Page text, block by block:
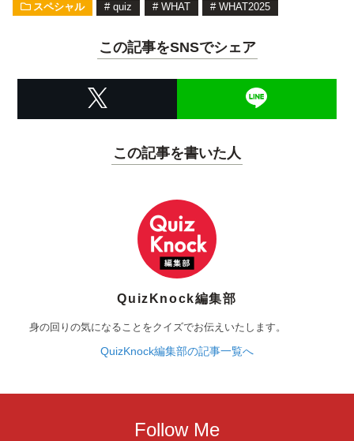
スペシャル # quiz # WHAT # WHAT2025
この記事をSNSでシェア
この記事を書いた人
QuizKnock編集部
身の回りの気になることをクイズでお伝えいたします。
QuizKnock編集部の記事一覧へ
Follow Me